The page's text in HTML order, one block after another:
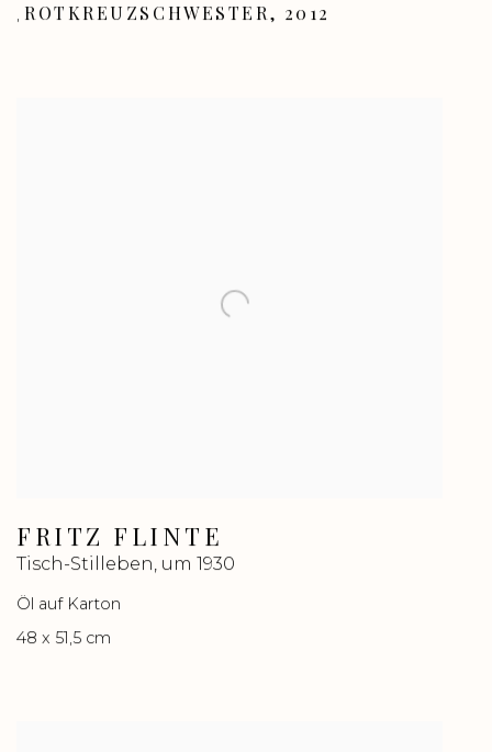
, ROTKREUZSCHWESTER, 2012
FRITZ FLINTE
Tisch-Stilleben, um 1930
Öl auf Karton
48 x 51,5 cm